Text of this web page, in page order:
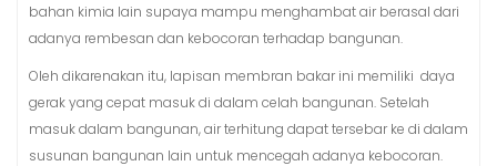
bahan kimia lain supaya mampu menghambat air berasal dari
adanya rembesan dan kebocoran terhadap bangunan.
Oleh dikarenakan itu, lapisan membran bakar ini memiliki daya
gerak yang cepat masuk di dalam celah bangunan. Setelah
masuk dalam bangunan, air terhitung dapat tersebar ke di dalam
susunan bangunan lain untuk mencegah adanya kebocoran.